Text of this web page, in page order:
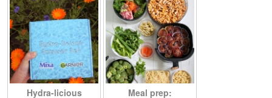
Hydra-licious
Meal prep: